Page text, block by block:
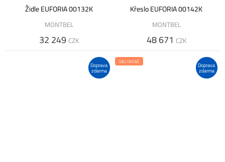
Židle EUFORIA 00132K
MONTBEL
32 249 CZK
Křeslo EUFORIA 00142K
MONTBEL
48 671 CZK
Doprava
zdarma
Doprava
zdarma
OBLÍBENÉ